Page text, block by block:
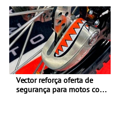
verão
Vector reforça oferta de
segurança para motos com